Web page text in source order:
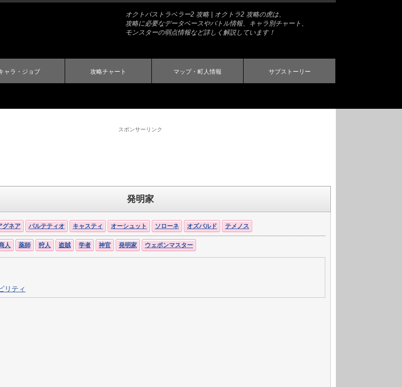
オクトパストラベラー2 攻略 | オクトラ2 攻略の虎は、
攻略に必要なデータベースやバトル情報、キャラ別チャート、
モンスターの弱点情報など詳しく解説しています！
ャラ・ジョブ 攻略チャート マップ・町人情報 サブストーリー
スポンサーリンク
発明家
グネア パルテティオ キャスティ オーシュット ソローネ オズバルド テメノス
人 薬師 狩人 盗賊 学者 神官 発明家 ウェポンマスター
リティ